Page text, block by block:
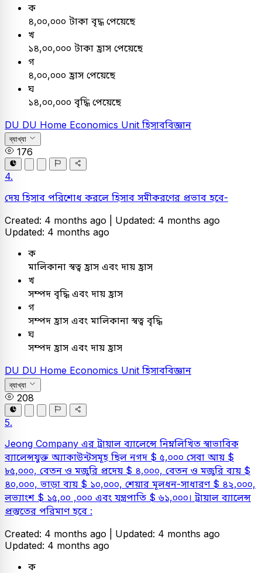
ক
৪,০০,০০০ টাকা বৃদ্ধ পেয়েছে
খ
১৪,০০,০০০ টাকা হ্রাস পেয়েছে
গ
৪,০০,০০০ হ্রাস পেয়েছে
ঘ
১৪,০০,০০০ বৃদ্ধি পেয়েছে
DU DU Home Economics Unit হিসাববিজ্ঞান
ব্যাখ্যা
176
4.
দেয় হিসাব পরিশোধ করলে হিসাব সমীকরণের প্রভাব হবে-
Created: 4 months ago | Updated: 4 months ago
Updated: 4 months ago
ক
মালিকানা স্বত্ব হ্রাস এবং দায় হ্রাস
খ
সম্পদ বৃদ্ধি এবং দায় হ্রাস
গ
সম্পদ হ্রাস এবং মালিকানা স্বত্ব বৃদ্ধি
ঘ
সম্পদ হ্রাস এবং দায় হ্রাস
DU DU Home Economics Unit হিসাববিজ্ঞান
ব্যাখ্যা
208
5.
Jeong Company এর ট্রায়াল ব্যালেন্সে নিম্নলিখিত স্বাভাবিক
ব্যালেন্সযুক্ত অ্যাকাউন্টসমূহ ছিল নগদ $ ৫,০০০ সেবা আয় $
৮৫,০০০, বেতন ও মজুরি প্রদেয় $ ৪,০০০, বেতন ও মজুরি ব্যয় $
৪০,০০০, ভাড়া ব্যয় $ ১০,০০০, শেয়ার মূলধন-সাধারণ $ ৪২,০০০,
লভ্যাংশ $ ১৫,০০ ,০০০ এবং যন্ত্রপাতি $ ৬১,০০০। ট্রায়াল ব্যালেন্স
প্রস্তুতের পরিমাণ হবে :
Created: 4 months ago | Updated: 4 months ago
Updated: 4 months ago
ক